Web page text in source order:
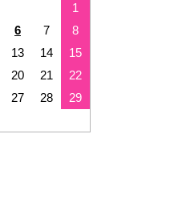
1
6 7
8
13 14
15
20 21
22
27 28
29